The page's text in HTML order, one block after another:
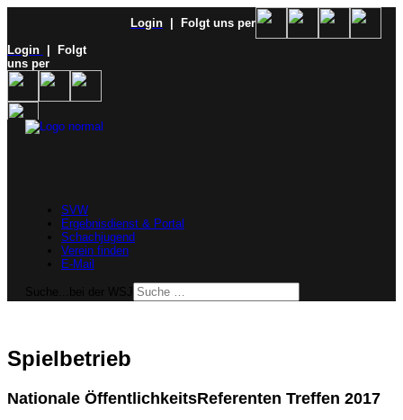
Login
| Folgt uns per
Login
| Folgt
uns per
SVW
Ergebnisdienst & Portal
Schachjugend
Verein finden
E-Mail
Spielbetrieb
Nationale ÖffentlichkeitsReferenten Treffen 2017